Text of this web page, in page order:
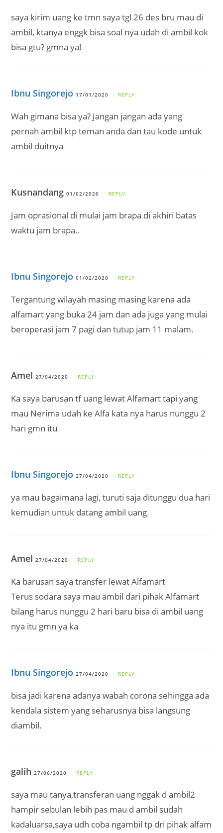
saya kirim uang ke tmn saya tgl 26 des bru mau di
ambil, ktanya enggk bisa soal nya udah di ambil kok
bisa gtu? gmna ya!
Ibnu Singorejo 17/01/2020 REPLY
Wah gimana bisa ya? Jangan jangan ada yang
pernah ambil ktp teman anda dan tau kode untuk
ambil duitnya
Kusnandang01/02/2020 REPLY
Jam oprasional di mulai jam brapa di akhiri batas
waktu jam brapa..
Ibnu Singorejo 01/02/2020 REPLY
Tergantung wilayah masing masing karena ada
alfamart yang buka 24 jam dan ada juga yang mulai
beroperasi jam 7 pagi dan tutup jam 11 malam.
Amel27/04/2020 REPLY
Ka saya barusan tf uang lewat Alfamart tapi yang
mau Nerima udah ke Alfa kata nya harus nunggu 2
hari gmn itu
Ibnu Singorejo 27/04/2020 REPLY
ya mau bagaimana lagi, turuti saja ditunggu dua hari
kemudian untuk datang ambil uang.
Amel27/04/2020 REPLY
Ka barusan saya transfer lewat Alfamart
Terus sodara saya mau ambil dari pihak Alfamart
bilang harus nunggu 2 hari baru bisa di ambil uang
nya itu gmn ya ka
Ibnu Singorejo 27/04/2020 REPLY
bisa jadi karena adanya wabah corona sehingga ada
kendala sistem yang seharusnya bisa langsung
diambil.
galih27/06/2020 REPLY
saya mau tanya,transferan uang nggak d ambil2
hampir sebulan lebih pas mau d ambil sudah
kadaluarsa,saya udh coba ngambil tp dri pihak alfam